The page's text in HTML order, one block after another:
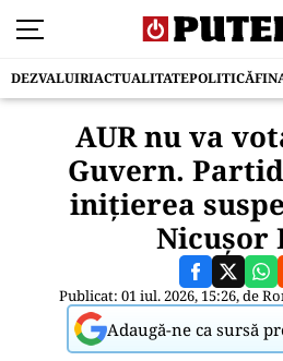
DEZVALUIRIACTUALITATEPOLITICĂ
AUR nu va
Guvern.
inițierea
Nicușor
Publicat: 01 iul. 2026, 15:26, de
Adaugă-ne ca sursă